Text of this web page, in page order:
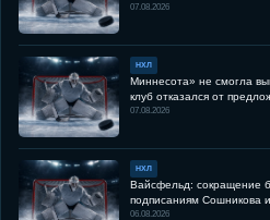
07.08.2026
НХЛ
Миннесота» не смогла
клуб отказался от
07.08.2026
НХЛ
Вайсфельд: сокращение
подписаниям Сошникова
06.08.2026